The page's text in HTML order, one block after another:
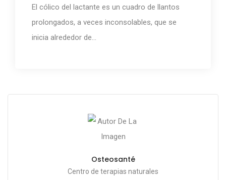
El cólico del lactante es un cuadro de llantos
prolongados, a veces inconsolables, que se
inicia alrededor de...
Osteosanté
Centro de terapias naturales